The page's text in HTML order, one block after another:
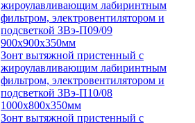
жироулавливающим лабиринтным
фильтром, электровентилятором и
подсветкой ЗВэ-П09/09
900х900х350мм
Зонт вытяжной пристенный с
жироулавливающим лабиринтным
фильтром, электровентилятором и
подсветкой ЗВэ-П10/08
1000х800х350мм
Зонт вытяжной пристенный с